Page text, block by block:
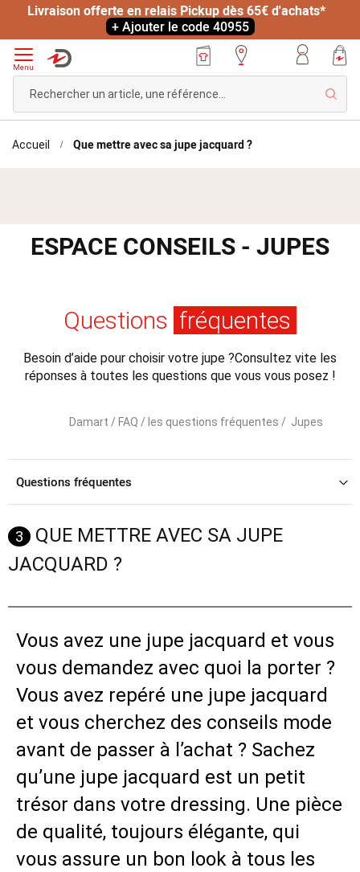
Livraison offerte en relais Pickup dès 65€ d'achats*
+ Ajouter le code 40955
Menu
Accueil Que mettre avec sa jupe jacquard ?
ESPACE CONSEILS - JUPES
Questions fréquentes
Besoin d’aide pour choisir votre jupe ?Consultez vite les
réponses à toutes les questions que vous vous posez !
Damart / FAQ / les questions fréquentes / Jupes
Questions fréquentes
3
QUE METTRE AVEC SA JUPE
JACQUARD ?
Vous avez une jupe jacquard et vous
vous demandez avec quoi la porter ?
Vous avez repéré une jupe jacquard
et vous cherchez des conseils mode
avant de passer à l’achat ? Sachez
qu’une jupe jacquard est un petit
trésor dans votre dressing. Une pièce
de qualité, toujours élégante, qui
vous assure un bon look à tous les